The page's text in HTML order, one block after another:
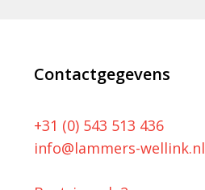
Contactgegevens
+31 (0) 543 513 436
info@lammers-wellink.nl